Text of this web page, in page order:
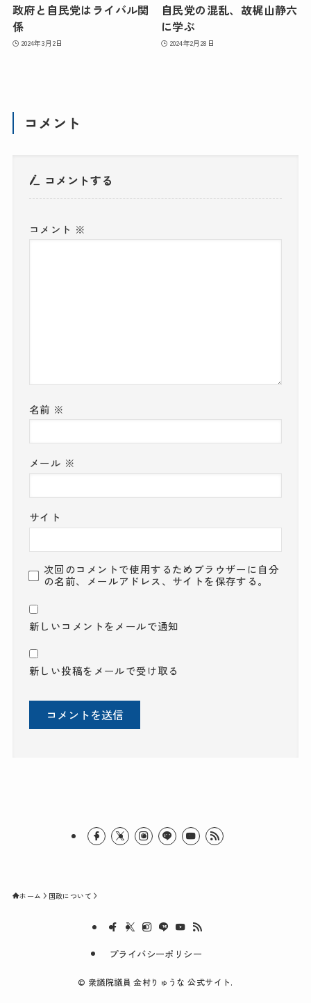
政府と自民党はライバル関
係
2024年3月2日
自民党の混乱、故梶山静六
に学ぶ
2024年2月28日
コメント
コメントする
コメント ※
名前 ※
メール ※
サイト
次回のコメントで使用するためブラウザーに自分
の名前、メールアドレス、サイトを保存する。
新しいコメントをメールで通知
新しい投稿をメールで受け取る
ホーム 国政について
プライバシーポリシー
© 衆議院議員 金村りゅうな 公式サイト.